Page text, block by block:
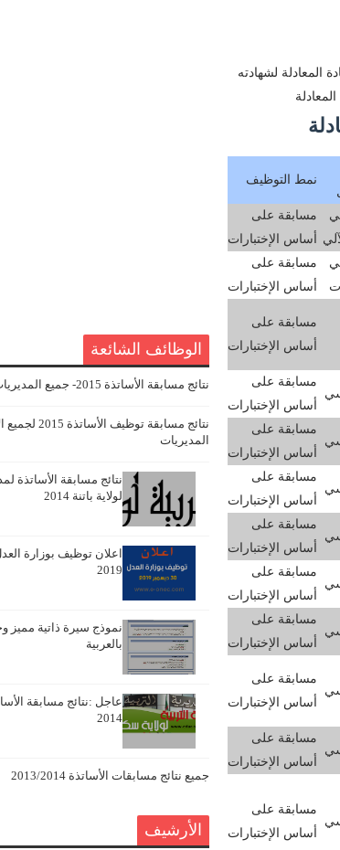
المعادلة لشهادته
نمط التوظيف
مسابقة على
أساس الإختبارات
مسابقة على
أساس الإختبارات
مسابقة على
أساس الإختبارات
مسابقة على
أساس الإختبارات
مسابقة على
أساس الإختبارات
مسابقة على
أساس الإختبارات
مسابقة على
أساس الإختبارات
مسابقة على
أساس الإختبارات
مسابقة على
أساس الإختبارات
مسابقة على
أساس الإختبارات
مسابقة على
أساس الإختبارات
مسابقة على
أساس الإختبارات
الوظائف الشائعة
نتائج مسابقة الأساتذة 2015- جميع المديريات
نتائج مسابقة توظيف
المديريات
نتائج مسابقة الأساتذة
لولاية باتنة 2014
اعلان توظيف بوزارة
2019
نموذج سيرة ذاتية مميز
بالعربية
عاجل :نتائج مسابقة
2014
جميع نتائج مسابقات الأساتذة 2013/2014
الأرشيف